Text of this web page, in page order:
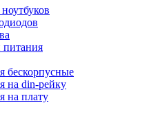
бескорпусные
на din-рейку
на плату